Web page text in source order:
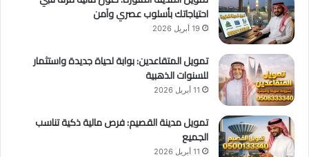
احتياجاتك بأسلوب عصري وآمن
19 أبريل 2026
تمويل المتقاعدين: بوابة لحياة جديدة واستثمار
للسنوات الذهبية
11 أبريل 2026
تمويل مدينة القصيم: فرص مالية ذكية تناسب
الجميع
11 أبريل 2026